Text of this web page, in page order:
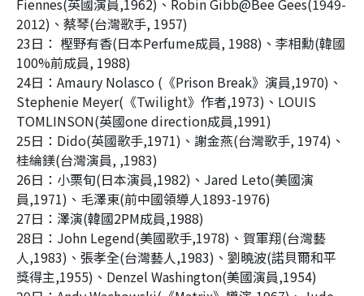
Fiennes(英國演員,1962) 、 Robin Gibb@Bee Gees(1949-
2012) 、蔡琴(台灣歌手, 1957)
23日： 樫野有香(日本Perfume成員, 1988) 、李相勳(韓國
100%前成員, 1988)
24日： Amaury Nolasco ( 《Prison Break》演員,1970) 、
Stephenie Meyer( 《Twilight》作者,1973) 、 LOUIS
TOMLINSON(英國one direction成員,1991)
25日： Dido(英國歌手,1971) 、謝金燕(台灣歌手, 1974) 、
桂綸鎂(台灣演員, ,1983)
26日：小栗旬(日本演員,1982) 、 Jared Leto(美國演
員,1971) 、毛澤東(前中國領導人1893-1976)
27日：澤演(韓國2PM成員,1988)
28日： John Legend(美國歌手,1978) 、賀軍翔(台灣藝
人,1983) 、張孝全(台灣藝人,1983) 、劉曉波(諾貝爾和平
獎得主,1955) 、 Denzel Washington(美國演員,1954)